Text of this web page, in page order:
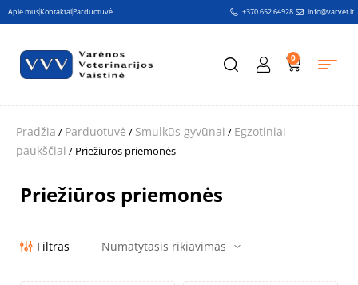
Apie musKontaktaiParduotuvė +370 652 64928 info@varvet.lt
0
Pradžia / Parduotuvė / Smulkūs gyvūnai / Egzotiniai
paukščiai / Priežiūros priemonės
Priežiūros priemonės
Filtras